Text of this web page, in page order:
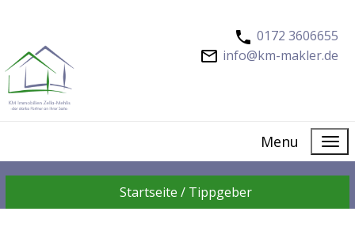
0172 3606655
info@km-makler.de
Menu
Startseite / Tippgeber